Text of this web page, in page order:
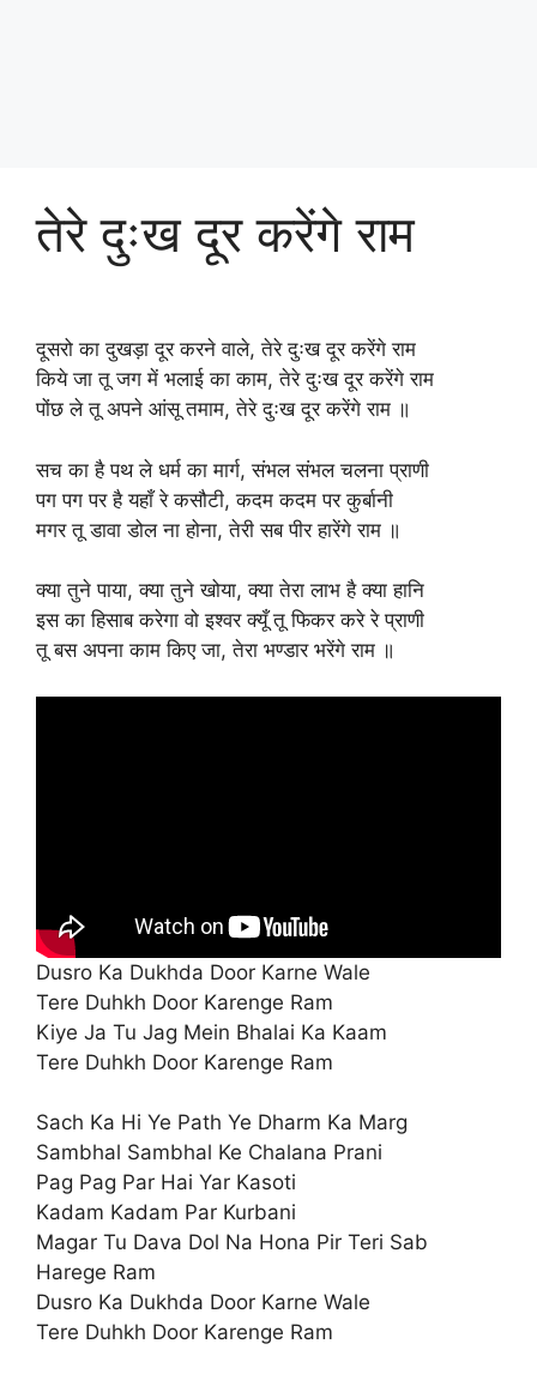
तेरे दुःख दूर करेंगे राम
दूसरो का दुखड़ा दूर करने वाले, तेरे दुःख दूर करेंगे राम
किये जा तू जग में भलाई का काम, तेरे दुःख दूर करेंगे राम
पोंछ ले तू अपने आंसू तमाम, तेरे दुःख दूर करेंगे राम ॥
सच का है पथ ले धर्म का मार्ग, संभल संभल चलना प्राणी
पग पग पर है यहाँ रे कसौटी, कदम कदम पर कुर्बानी
मगर तू डावा डोल ना होना, तेरी सब पीर हारेंगे राम ॥
क्या तुने पाया, क्या तुने खोया, क्या तेरा लाभ है क्या हानि
इस का हिसाब करेगा वो इश्वर क्यूँ तू फिकर करे रे प्राणी
तू बस अपना काम किए जा, तेरा भण्डार भरेंगे राम ॥
Dusro Ka Dukhda Door Karne Wale
Tere Duhkh Door Karenge Ram
Kiye Ja Tu Jag Mein Bhalai Ka Kaam
Tere Duhkh Door Karenge Ram
Sach Ka Hi Ye Path Ye Dharm Ka Marg
Sambhal Sambhal Ke Chalana Prani
Pag Pag Par Hai Yar Kasoti
Kadam Kadam Par Kurbani
Magar Tu Dava Dol Na Hona Pir Teri Sab
Harege Ram
Dusro Ka Dukhda Door Karne Wale
Tere Duhkh Door Karenge Ram